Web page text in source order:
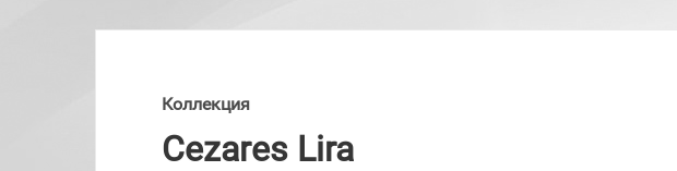
Коллекция
Cezares Lira